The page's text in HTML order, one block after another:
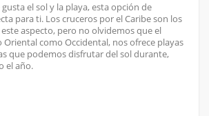
el sol y la playa, esta opción de
para ti. Los cruceros por el Caribe son los
aspecto, pero no olvidemos que el
como Occidental, nos ofrece playas
que podemos disfrutar del sol durante,
el año.